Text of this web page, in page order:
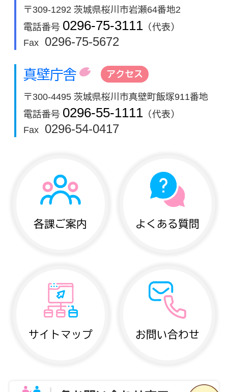
〒309-1292 茨城県桜川市岩瀬64番地2
電話番号 0296-75-3111 （代表）
Fax
0296-75-5672
真壁庁舎 アクセス
〒300-4495 茨城県桜川市真壁町飯塚911番地
電話番号 0296-55-1111 （代表）
Fax
0296-54-0417
各課ご案内 よくある質問
サイトマップ お問い合わせ